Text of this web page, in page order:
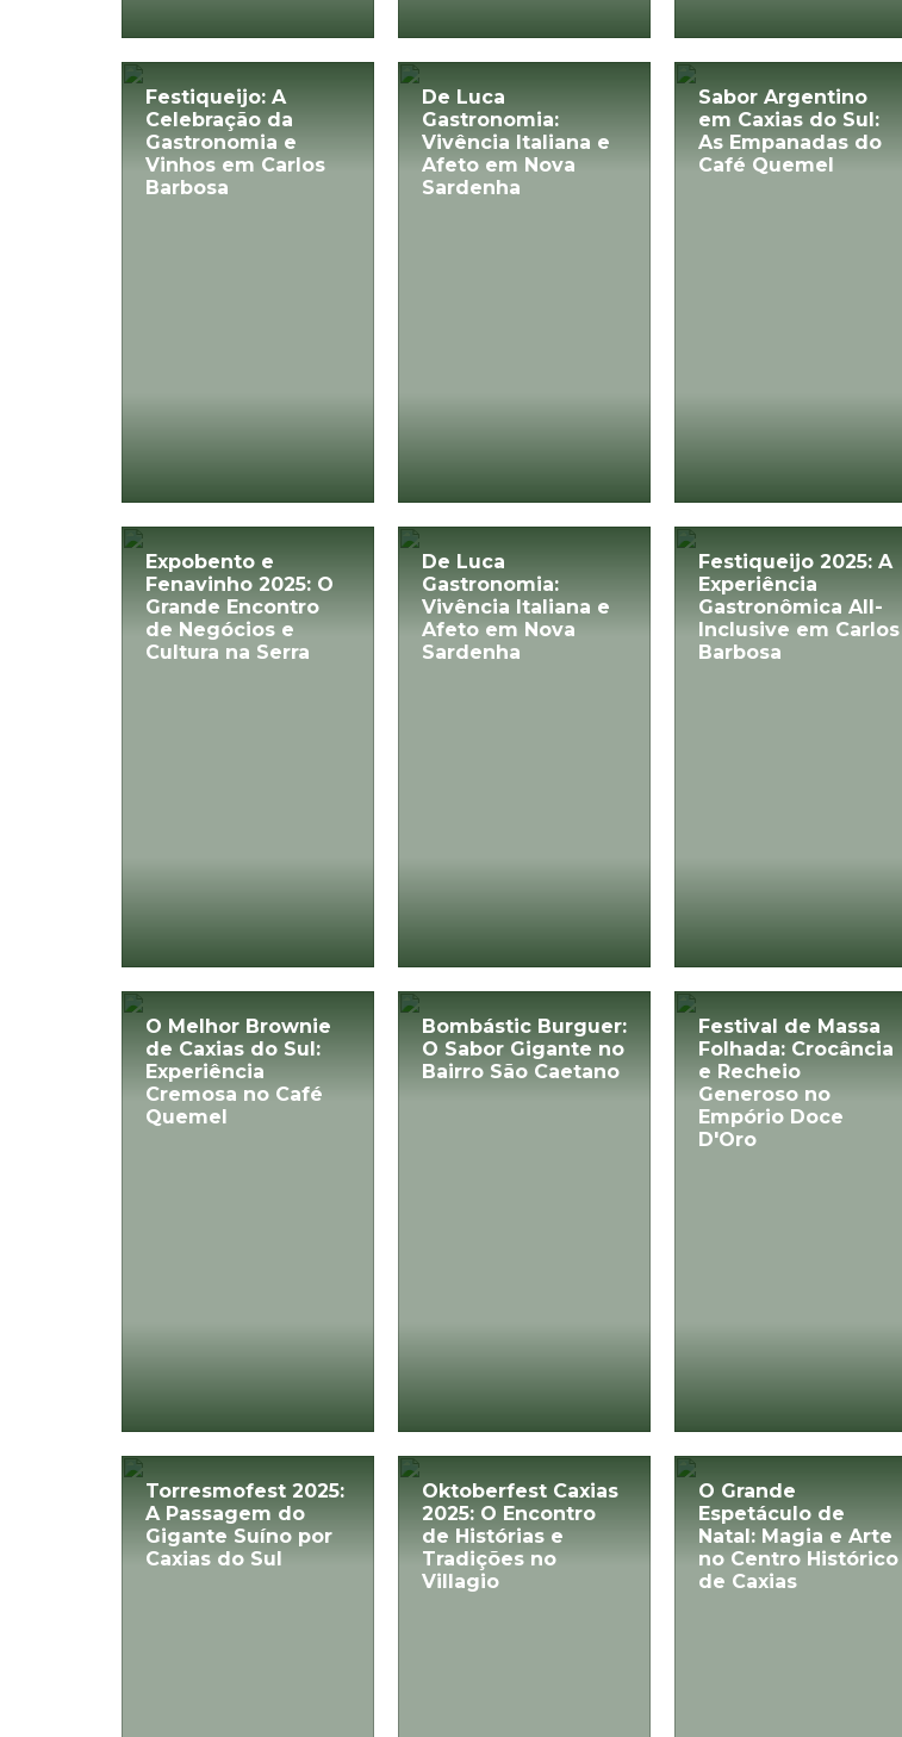
Festiqueijo: A
Celebração da
Gastronomia e
Vinhos em Carlos
Barbosa
De Luca
Gastronomia:
Vivência Italiana e
Afeto em Nova
Sardenha
Sabor Argentino
em Caxias do Sul:
As Empanadas do
Café Quemel
Expobento e
Fenavinho 2025: O
Grande Encontro
de Negócios e
Cultura na Serra
De Luca
Gastronomia:
Vivência Italiana e
Afeto em Nova
Sardenha
Festiqueijo 2025: A
Experiência
Gastronômica All-
Inclusive em Carlos
Barbosa
O Melhor Brownie
de Caxias do Sul:
Experiência
Cremosa no Café
Quemel
Bombástic Burguer:
O Sabor Gigante no
Bairro São Caetano
Festival de Massa
Folhada: Crocância
e Recheio
Generoso no
Empório Doce
D'Oro
Torresmofest 2025:
A Passagem do
Gigante Suíno por
Caxias do Sul
Oktoberfest Caxias
2025: O Encontro
de Histórias e
Tradições no
Villagio
O Grande
Espetáculo de
Natal: Magia e Arte
no Centro Histórico
de Caxias